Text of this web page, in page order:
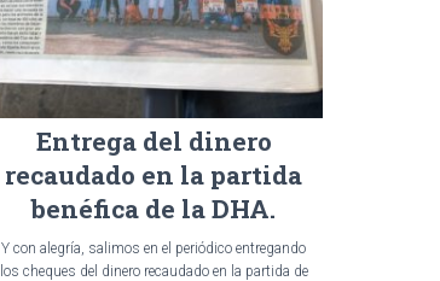
Entrega del dinero
recaudado en la partida
benéfica de la DHA.
Y con alegría, salimos en el periódico entregando
los cheques del dinero recaudado en la partida de